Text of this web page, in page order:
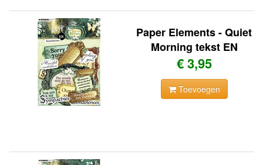
Paper Elements - Quiet
Morning tekst EN
€ 3,95
Toevoegen